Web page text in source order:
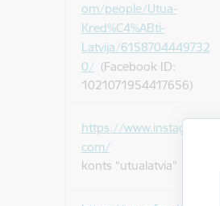
om/people/Utua-
Kred%C4%ABti-
Latvija/6158704449732
0/(Facebook ID:
1021071954417656)
https://www.instagram.
com/
konts “utualatvia”